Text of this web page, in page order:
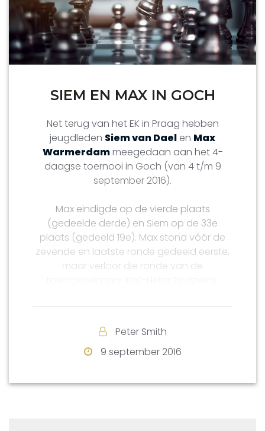
SIEM EN MAX IN GOCH
Net terug van het EK in Praag hebben
jeugdleden Siem van Dael en Max
Warmerdammeegedaan aan het 4-
daagse toernooi in Goch (van 4 t/m 9
september 2016).
Max eindigde op de vierde plaats
(gedeelde derde) en Siem op de 33e
plaats (gedeeld 19e). Max stond vóór de
zevende en laatste ronde gedeeld eerste,
maar verloor die ronde van de
Voor de de eindstand, ziehier.
Peter Smith
9 september 2016